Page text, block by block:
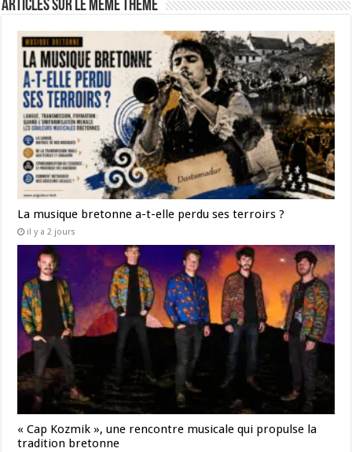
Articles sur le même thème
La musique bretonne a-t-elle perdu ses terroirs ?
il y a 2 jours
« Cap Kozmik », une rencontre musicale qui propulse la
tradition bretonne